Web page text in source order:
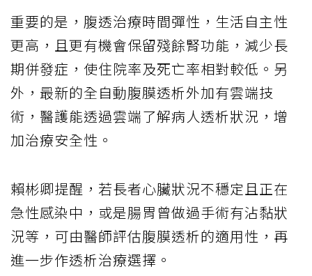
重要的是，腹透治療時間彈性，生活自主性
更高，且更有機會保留殘餘腎功能，減少長
期併發症，使住院率及死亡率相對較低。另
外，最新的全自動腹膜透析外加有雲端技
術，醫護能透過雲端了解病人透析狀況，增
加治療安全性。
賴彬卿提醒，若長者心臟狀況不穩定且正在
急性感染中，或是腸胃曾做過手術有沾黏狀
況等，可由醫師評估腹膜透析的適用性，再
進一步作透析治療選擇。